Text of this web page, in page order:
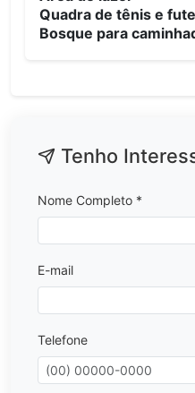
Quadra de tênis e
Bosque para
Tenho
Nome Completo *
E-mail
Telefone